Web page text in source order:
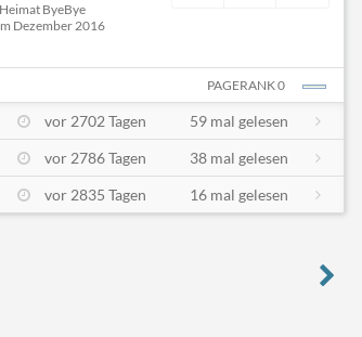
ByeBye
Dezember 2016
PAGERANK 0
vor 2702 Tagen
59 mal gelesen
vor 2786 Tagen
38 mal gelesen
vor 2835 Tagen 16 mal gelesen